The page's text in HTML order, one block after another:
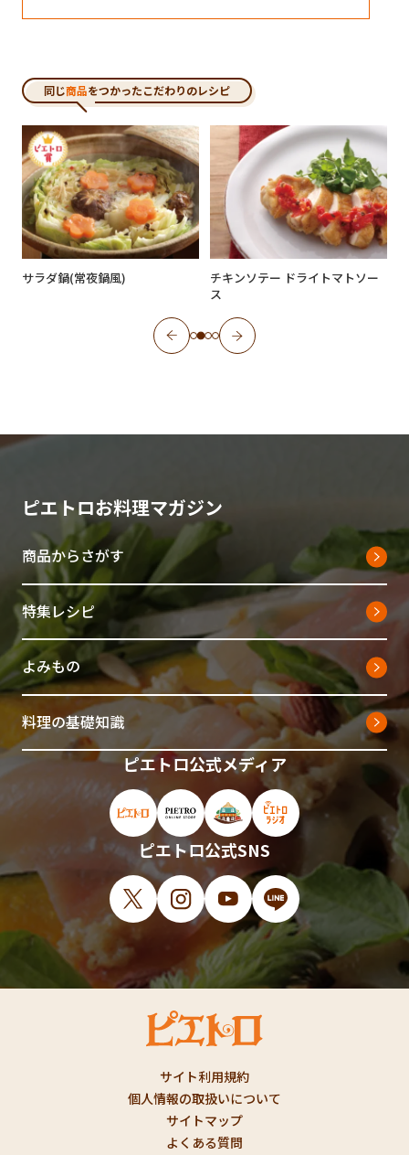
同じ商品をつかったこだわりのレシピ
サラダ鍋(常夜鍋風)
チキンソテー ドライトマトソー
ス
ピエトロお料理マガジン
商品からさがす
特集レシピ
よみもの
料理の基礎知識
ピエトロ公式メディア
ピエトロ公式サイト（新しいウィンドウで
ピエトロオンラインストア（新しい
ピエトロホームタウン（新
ピエトロラジオ（新
ピエトロ公式SNS
X（新しいウィンドウで開きます）
Instagram（新しいウィンドウで開
YouTube（新しいウィンド
LINE（新しいウィン
サイト利用規約
個人情報の取扱いについて
サイトマップ
よくある質問